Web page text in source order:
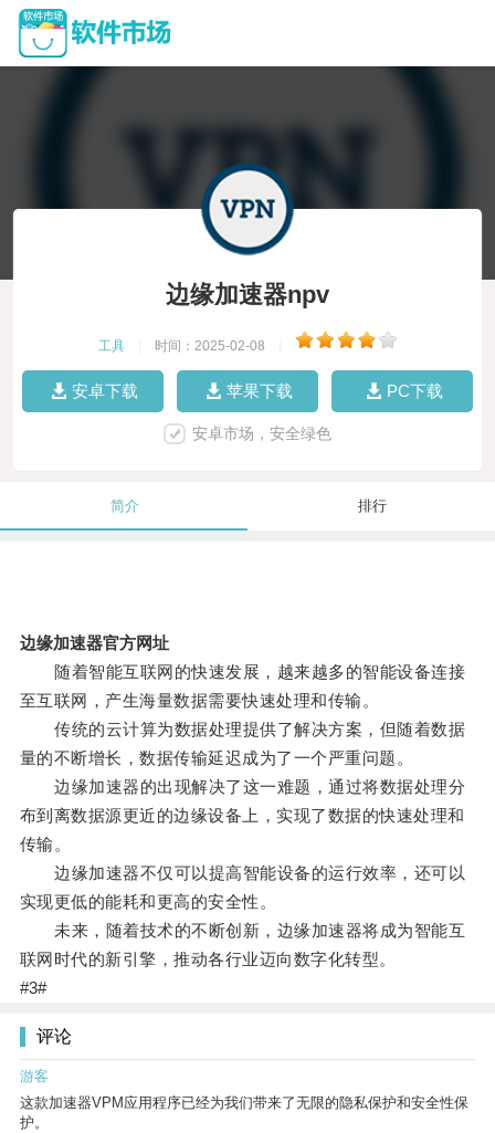
边缘加速器npv
工具 时间：2025-02-08
安卓下载 苹果下载 PC下载
安卓市场，安全绿色
简介 排行
边缘加速器官方网址
随着智能互联网的快速发展，越来越多的智能设备连接
至互联网，产生海量数据需要快速处理和传输。
传统的云计算为数据处理提供了解决方案，但随着数据
量的不断增长，数据传输延迟成为了一个严重问题。
边缘加速器的出现解决了这一难题，通过将数据处理分
布到离数据源更近的边缘设备上，实现了数据的快速处理和
传输。
边缘加速器不仅可以提高智能设备的运行效率，还可以
实现更低的能耗和更高的安全性。
未来，随着技术的不断创新，边缘加速器将成为智能互
联网时代的新引擎，推动各行业迈向数字化转型。
#3#
评论
游客
这款加速器VPM应用程序已经为我们带来了无限的隐私保护和安全性保
护。